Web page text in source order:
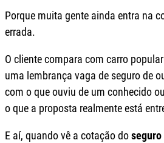
Porque muita gente ainda entra na
errada.
O cliente compara com carro
uma lembrança vaga de seguro de
com o que ouviu de um conhecido
o que a proposta realmente está
E aí, quando vê a cotação doseguro